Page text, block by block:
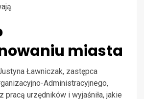
miasta
Ławniczak, zastępca
Administracyjnego,
pracą urzędników i wyjaśniła, jakie